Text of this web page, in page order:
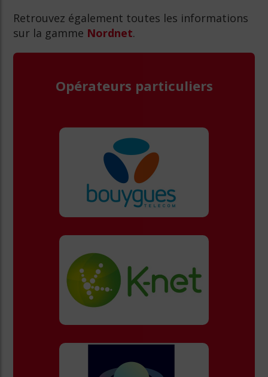
Retrouvez également toutes les informations
sur la gamme Nordnet.
Opérateurs particuliers